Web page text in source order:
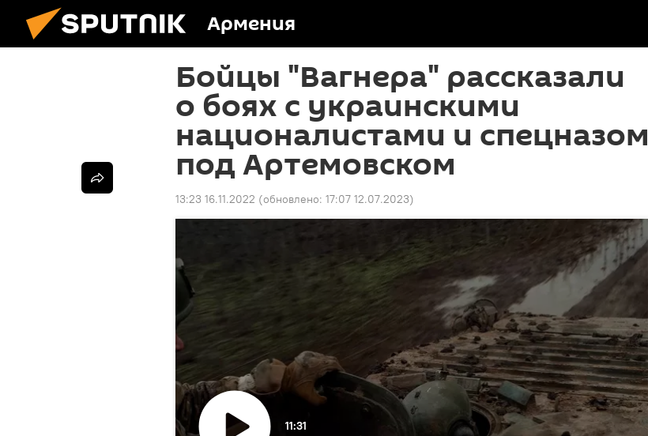
Армения
Бойцы "Вагнера" рассказали
о боях с украинскими
националистами и спецназом
под Артемовском
13:23 16.11.2022 (обновлено: 17:07 12.07.2023)
11:31